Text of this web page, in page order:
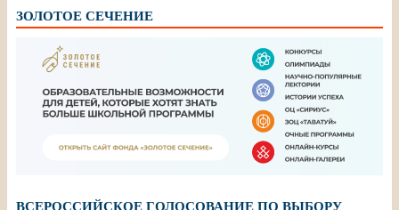
ЗОЛОТОЕ СЕЧЕНИЕ
ВСЕРОССИЙСКОЕ ГОЛОСОВАНИЕ ПО ВЫБОРУ